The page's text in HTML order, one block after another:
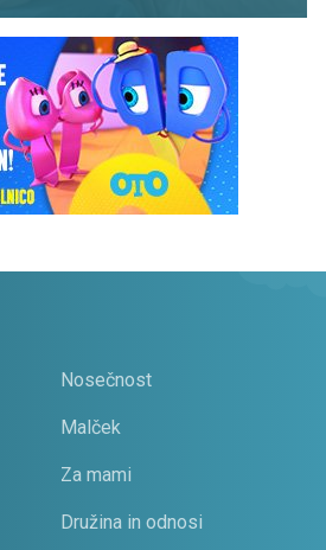
Nosečnost
Malček
Za mami
Družina in odnosi